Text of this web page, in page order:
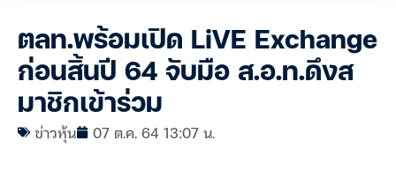
ตลท.พร้อมเปิด LiVE Exchange
ก่อนสิ้นปี 64 จับมือ ส.อ.ท.ดึงส
มาชิกเข้าร่วม
ข่าวหุ้น 07 ต.ค. 64 13:07 น.